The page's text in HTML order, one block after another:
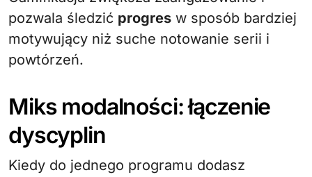
pozwala śledzić progres w sposób bardziej
motywujący niż suche notowanie serii i
powtórzeń.
Miks modalności: łączenie
dyscyplin
Kiedy do jednego programu dodasz